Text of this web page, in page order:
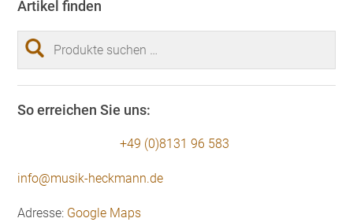
Artikel finden
Suchen
nach:
So erreichen Sie uns:
+49 (0)8131 96 583
info@musik-heckmann.de
Adresse: Google Maps